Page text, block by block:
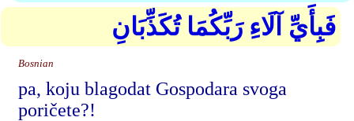
فَبِأَيِّ آلَاءِ رَبِّكُمَا تُكَذِّبَانِ
Bosnian
pa, koju blagodat Gospodara svoga
poričete?!